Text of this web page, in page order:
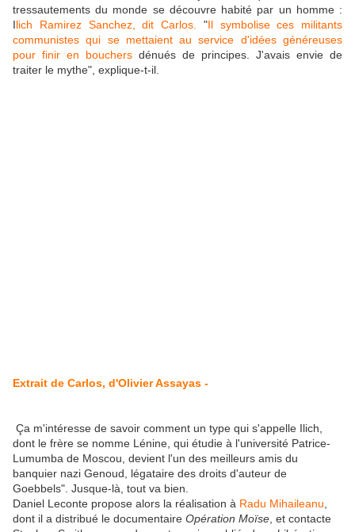
tressautements du monde se découvre habité par un homme :
Ilich Ramirez Sanchez, dit Carlos. "Il symbolise ces militants
communistes qui se mettaient au service d'idées généreuses
pour finir en bouchers dénués de principes. J'avais envie de
traiter le mythe", explique-t-il.
Extrait de Carlos, d'Olivier Assayas -
Ça m'intéresse de savoir comment un type qui s'appelle Ilich,
dont le frère se nomme Lénine, qui étudie à l'université Patrice-
Lumumba de Moscou, devient l'un des meilleurs amis du
banquier nazi Genoud, légataire des droits d'auteur de
Goebbels". Jusque-là, tout va bien.
Daniel Leconte propose alors la réalisation à Radu Mihaileanu
dont il a distribué le documentaire Opération Moïse , et contacte